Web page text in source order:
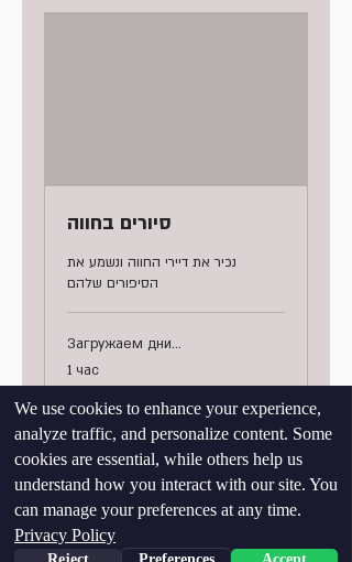
סיורים בחווה
נכיר את דיירי החווה ונשמע את
הסיפורים שלהם
Загружаем дни...
1 час
50
новых
израильских
шекелей
Записаться
דברו איתנו:
We use cookies to enhance your experience,
analyze traffic, and personalize content. Some
cookies are essential, while others help us
understand how you interact with our site. You
can manage your preferences at any time.
Privacy Policy